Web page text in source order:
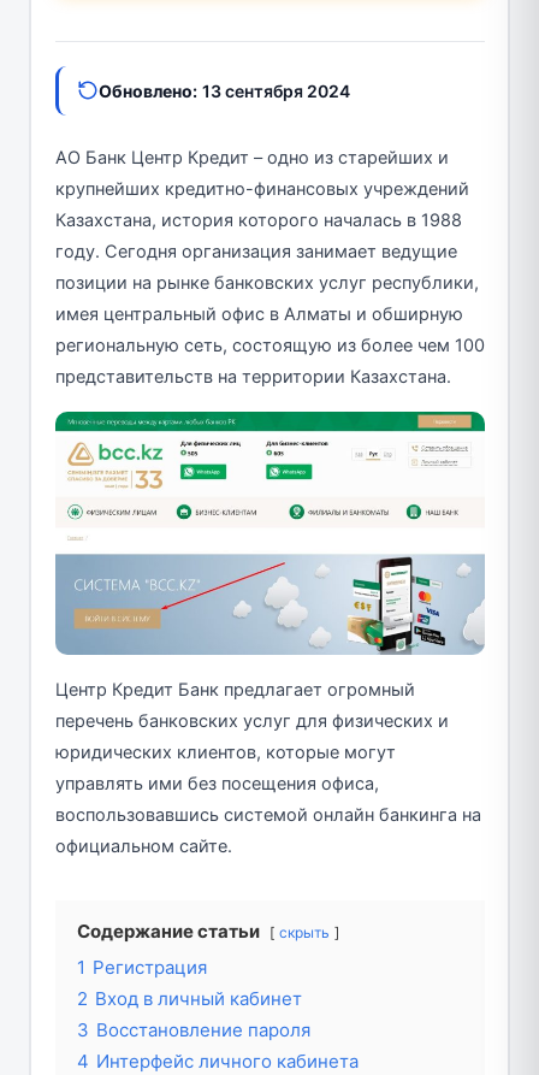
Обновлено: 13 сентября 2024
АО Банк Центр Кредит – одно из старейших и
крупнейших кредитно-финансовых учреждений
Казахстана, история которого началась в 1988
году. Сегодня организация занимает ведущие
позиции на рынке банковских услуг республики,
имея центральный офис в Алматы и обширную
региональную сеть, состоящую из более чем 100
представительств на территории Казахстана.
Центр Кредит Банк предлагает огромный
перечень банковских услуг для физических и
юридических клиентов, которые могут
управлять ими без посещения офиса,
воспользовавшись системой онлайн банкинга на
официальном сайте.
Содержание статьи скрыть
1 Регистрация
2 Вход в личный кабинет
3 Восстановление пароля
4 Интерфейс личного кабинета